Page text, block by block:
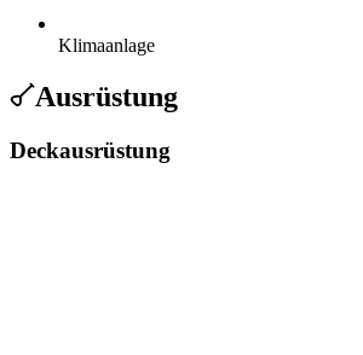
Klimaanlage
Ausrüstung
Deckausrüstung